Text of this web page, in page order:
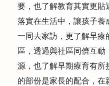
要，也了解教育其實更貼
落實在生活中，讓孩子養
一同去家訪，更了解早療
區，透過與社區同儕互
源，也了解早期療育有所
的部份是家長的配合，